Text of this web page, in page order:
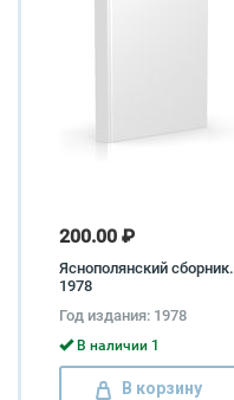
200.00 ₽
Яснополянский сборник.
1978
Год издания: 1978
В наличии 1
В корзину